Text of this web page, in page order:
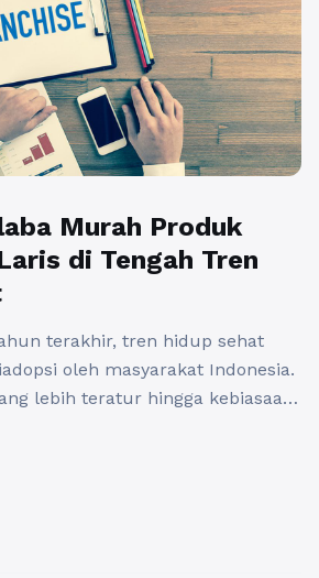
Murah Produk
di Tengah Tren
terakhir, tren hidup sehat
oleh masyarakat Indonesia.
lebih teratur hingga kebiasaan
konteks ini, muncul peluang